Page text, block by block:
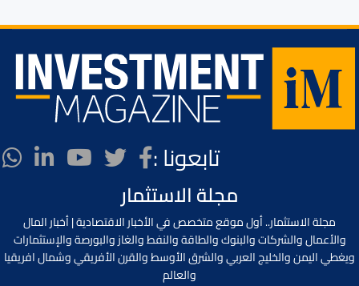
تابعونا :
مجلة الاستثمار
مجلة الاستثمار.. أول موقع متخصص في الأخبار الاقتصادية | أخبار المال
والأعمال والشركات والبنوك والطاقة والنفط والغاز والبورصة والإستثمارات
ويغطي اليمن والخليج العربي والشرق الأوسط والقرن الأفريقي وشمال افريقيا
والعالم